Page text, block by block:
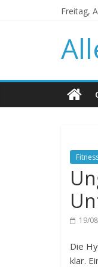
Freitag,
19/
Die
klar.